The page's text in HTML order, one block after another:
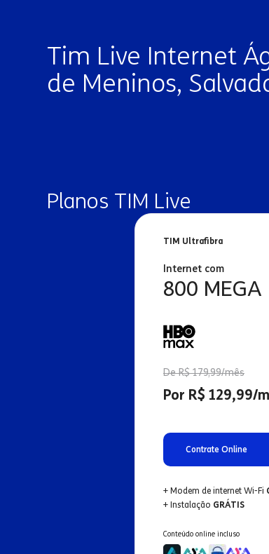
Tim Live Internet
de Meninos,
Planos TIM Live
TIM Ultrafibra
Internet com
800 MEGA
De R$ 179,99/mês
Por R$ 129,99/
Contrate Online
+ Modem de internet Wi-Fi
+ Instalação GRÁTIS
Conteúdo online incluso